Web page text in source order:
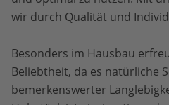
wir durch Qualität und
Besonders im Hausbau
Beliebtheit, da es natürliche
bemerkenswerter